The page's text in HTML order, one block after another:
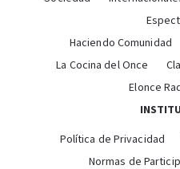
Haciendo Comunidad
La Cocina del Once
Elonce
Política de Privacidad
Normas de